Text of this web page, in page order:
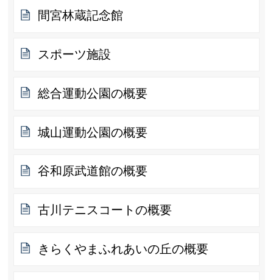
間宮林蔵記念館
スポーツ施設
総合運動公園の概要
城山運動公園の概要
谷和原武道館の概要
古川テニスコートの概要
きらくやまふれあいの丘の概要